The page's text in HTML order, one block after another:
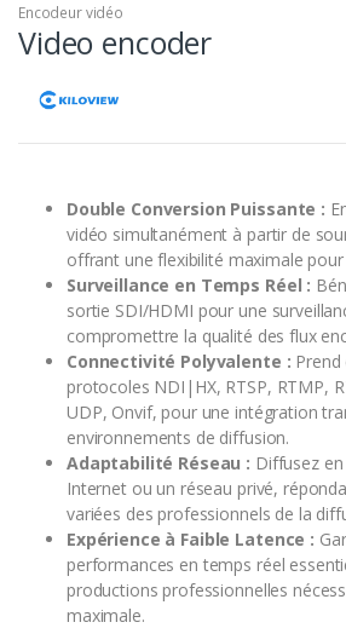
Encodeur vidéo
Video encoder
Double Conversion Puissante :
vidéo simultanément à partir de
offrant une flexibilité maximale
Surveillance en Temps Réel :
sortie SDI/HDMI pour une
compromettre la qualité des flux
Connectivité Polyvalente :
protocoles NDI|HX, RTSP, RTMP,
UDP, Onvif, pour une intégration
environnements de diffusion.
Adaptabilité Réseau : Diffusez
Internet ou un réseau privé,
variées des professionnels de la
Expérience à Faible Latence :
performances en temps réel
productions professionnelles
maximale.